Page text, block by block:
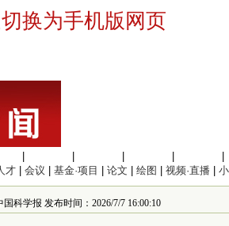
换为手机版网页
才 会议 基金·项目 论文 绘图 视频·直播
科学报 发布时间：2026/7/7 16:00:10